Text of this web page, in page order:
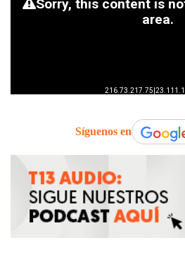
Síguenos en